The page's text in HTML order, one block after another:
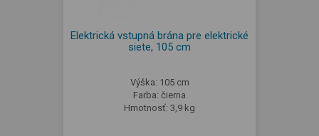
Elektrická vstupná brána pre elektrické
siete, 105 cm
Výška: 105 cm
Farba: čierna
Hmotnosť: 3,9 kg